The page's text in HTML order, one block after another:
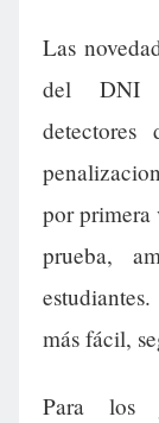
Las
del DNI
por primera
prueba,
más fácil,
Para los